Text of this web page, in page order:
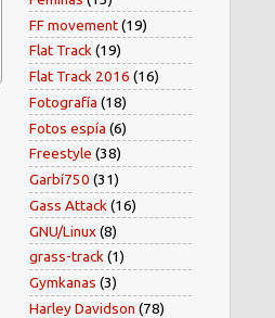
FF movement(19)
Flat Track(19)
Flat Track 2016 (16)
Fotografía (18)
Fotos espía (6)
Freestyle (38)
Garbí750 (31)
Gass Attack (16)
GNU/Linux(8)
grass-track(1)
Gymkanas (3)
Harley Davidson (78)